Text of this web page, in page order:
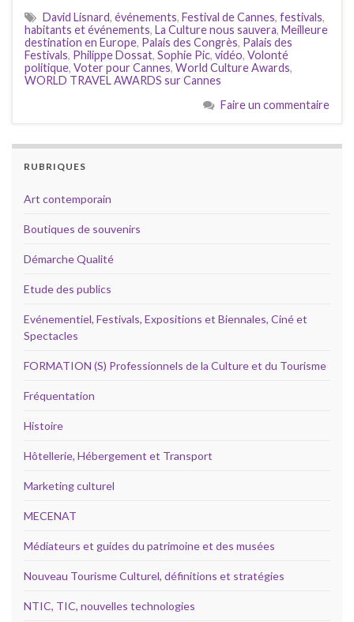
David Lisnard, événements, Festival de Cannes, festivals,
habitants et événements, La Culture nous sauvera, Meilleure
destination en Europe, Palais des Congrès, Palais des
Festivals, Philippe Dossat, Sophie Pic, vidéo, Volonté
politique, Voter pour Cannes, World Culture Awards,
WORLD TRAVEL AWARDS sur Cannes
Faire un commentaire
RUBRIQUES
Art contemporain
Boutiques de souvenirs
Démarche Qualité
Etude des publics
Evénementiel, Festivals, Expositions et Biennales, Ciné et
Spectacles
FORMATION (S) Professionnels de la Culture et du Tourisme
Fréquentation
Histoire
Hôtellerie, Hébergement et Transport
Marketing culturel
MECENAT
Médiateurs et guides du patrimoine et des musées
Nouveau Tourisme Culturel, définitions et stratégies
NTIC, TIC, nouvelles technologies